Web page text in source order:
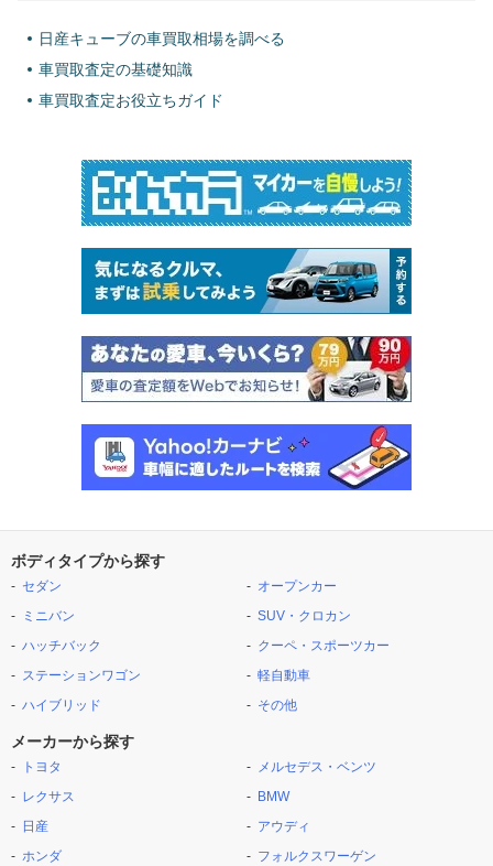
日産キューブの車買取相場を調べる
車買取査定の基礎知識
車買取査定お役立ちガイド
ボディタイプから探す
セダン
ミニバン
ハッチバック
ステーションワゴン
ハイブリッド
オープンカー
SUV・クロカン
クーペ・スポーツカー
軽自動車
その他
メーカーから探す
トヨタ
レクサス
日産
ホンダ
メルセデス・ベンツ
BMW
アウディ
フォルクスワーゲン